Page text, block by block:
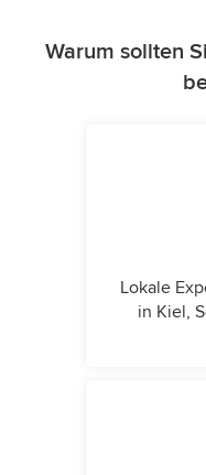
Warum sollten
Lokale
in Kiel,